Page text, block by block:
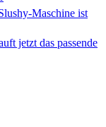
Maschine ist
jetzt das passende